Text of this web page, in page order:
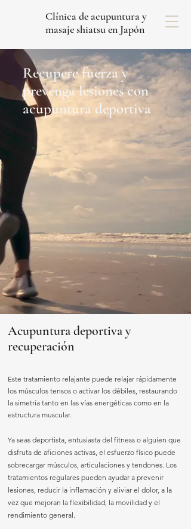
Clínica de acupuntura y
masaje shiatsu en Japón
Recupere fuerza y
prevenga lesiones con
acupuntura deportiva
Acupuntura deportiva y
recuperación
Este tratamiento relajante puede relajar rápidamente
los músculos tensos o activar los débiles, restaurando
la simetría tanto en las vías energéticas como en la
estructura muscular.
Ya seas deportista, entusiasta del fitness o alguien que
disfruta de aficiones activas, el esfuerzo físico puede
sobrecargar músculos, articulaciones y tendones. Los
tratamientos regulares pueden ayudar a prevenir
lesiones, reducir la inflamación y aliviar el dolor, a la
vez que mejoran la flexibilidad, la movilidad y el
rendimiento general.